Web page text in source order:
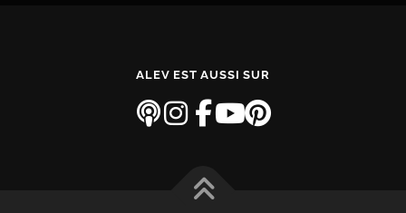
ALEV EST AUSSI SUR